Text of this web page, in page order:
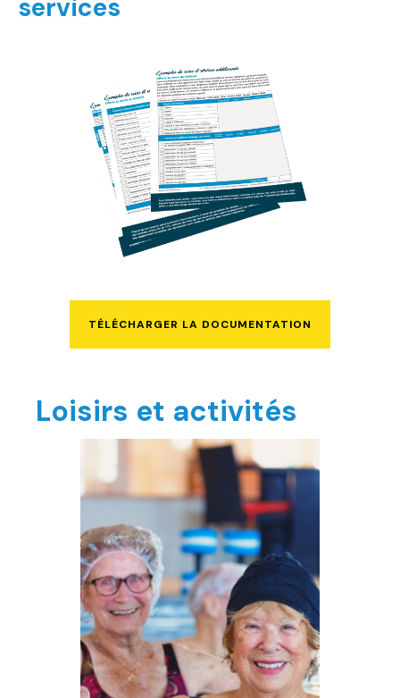
services
TÉLÉCHARGER LA DOCUMENTATION
Loisirs et activités